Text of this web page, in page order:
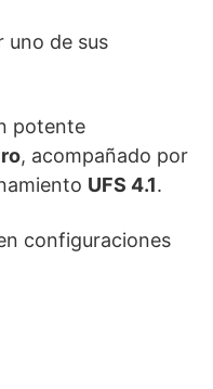
uno de sus
potente
, acompañado por
UFS 4.1.
configuraciones